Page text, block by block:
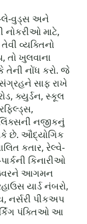
લે-વુડ્સ અને
નોકરીઓ માટે,
વ્યક્તિનો
તો ખુલવાના
તેની નોંધ કરો. જે
સાફ રાખે
ક્યુર્ડન, સ્કૂલ
નજીકનું
છે. ઔદ્યોગિક
કતાર, રેલ્વે-
કિનારીઓ
આગમન
યાર્ડ નંબરો,
નર્સરી પીકઅપ
પંક્તિઓ આ